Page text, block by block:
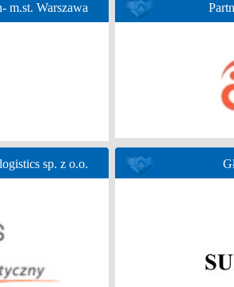
m.st. Warszawa
sp. z o.o.